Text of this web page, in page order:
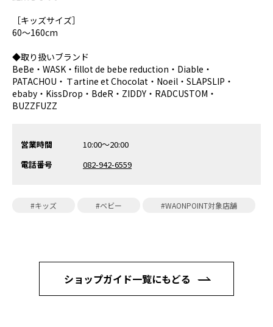
［キッズサイズ］
60～160cm
◆取り扱いブランド
BeBe・WASK・fillot de bebe reduction・Diable・
PATACHOU・Ｔartine et Chocolat・Noeil・SLAPSLIP・
ebaby・KissDrop・BdeR・ZIDDY・RADCUSTOM・
BUZZFUZZ
営業時間
10:00～20:00
電話番号
082-942-6559
#キッズ #ベビー #WAONPOINT対象店舗
ショップガイド一覧にもどる